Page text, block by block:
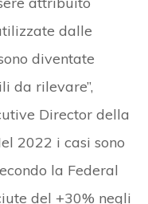
dalle
diventate
da rilevare”,
Director della
2022 i casi sono
la Federal
del +30% negli